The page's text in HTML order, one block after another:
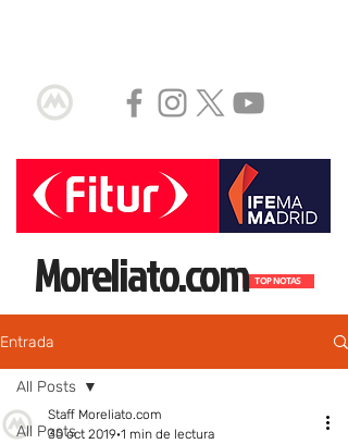
TOP NOTAS
Moreliato.com
Entrada
All Posts
All Posts
Staff Moreliato.com
30 oct 2019 1 min de lectura